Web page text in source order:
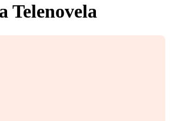
Telenovela